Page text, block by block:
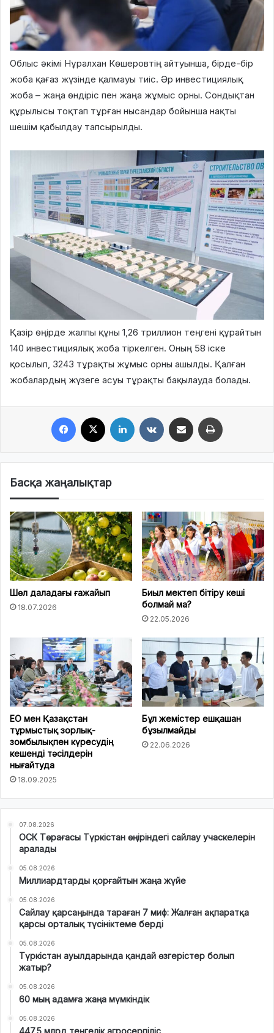
Облыс әкімі Нұралхан Көшеровтің айтуынша, бірде-бір
жоба қағаз жүзінде қалмауы тиіс. Әр инвестициялық
жоба – жаңа өндіріс пен жаңа жұмыс орны. Сондықтан
құрылысы тоқтап тұрған нысандар бойынша нақты
шешім қабылдау тапсырылды.
Қазір өңірде жалпы құны 1,26 триллион теңгені құрайтын
140 инвестициялық жоба тіркелген. Оның 58 іске
қосылып, 3243 тұрақты жұмыс орны ашылды. Қалған
жобалардың жүзеге асуы тұрақты бақылауда болады.
Басқа жаңалықтар
Шөл даладағы ғажайып
18.07.2026
Биыл мектеп бітіру кеші
болмай ма?
22.05.2026
ЕО мен Қазақстан
тұрмыстық зорлық-
зомбылықпен күресудің
кешенді тәсілдерін
нығайтуда
18.09.2025
Бұл жемістер ешқашан
бұзылмайды
22.06.2026
07.08.2026
ОСК Төрағасы Түркістан өңіріндегі сайлау учаскелерін
аралады
05.08.2026
Миллиардтарды қорғайтын жаңа жүйе
05.08.2026
Сайлау қарсаңында тараған 7 миф: Жалған ақпаратқа
қарсы орталық түсініктеме берді
05.08.2026
Түркістан ауылдарында қандай өзгерістер болып
жатыр?
05.08.2026
60 мың адамға жаңа мүмкіндік
05.08.2026